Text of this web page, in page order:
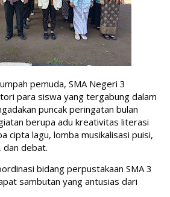
pemuda, SMA Negeri 3
para siswa yang tergabung dalam
puncak peringatan bulan
berupa adu kreativitas literasi
cipta lagu, lomba musikalisasi puisi,
dan debat.
bidang perpustakaan SMA 3
sambutan yang antusias dari